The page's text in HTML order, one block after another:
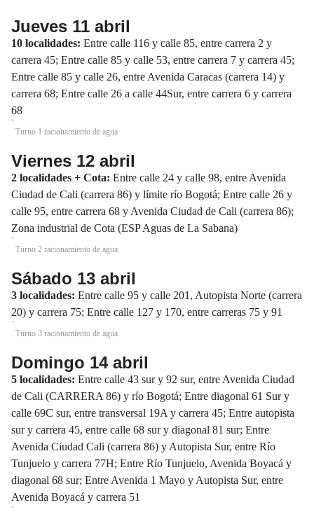
Jueves 11 abril
10 localidades: Entre calle 116 y calle 85, entre carrera 2 y
carrera 45; Entre calle 85 y calle 53, entre carrera 7 y carrera 45;
Entre calle 85 y calle 26, entre Avenida Caracas (carrera 14) y
carrera 68; Entre calle 26 a calle 44Sur, entre carrera 6 y carrera
68
Turno 1 racionamiento de agua
Viernes 12 abril
2 localidades + Cota: Entre calle 24 y calle 98, entre Avenida
Ciudad de Cali (carrera 86) y límite río Bogotá; Entre calle 26 y
calle 95, entre carrera 68 y Avenida Ciudad de Cali (carrera 86);
Zona industrial de Cota (ESP Aguas de La Sabana)
Turno 2 racionamiento de agua
Sábado 13 abril
3 localidades: Entre calle 95 y calle 201, Autopista Norte (carrera
20) y carrera 75; Entre calle 127 y 170, entre carreras 75 y 91
Turno 3 racionamiento de agua
Domingo 14 abril
5 localidades: Entre calle 43 sur y 92 sur, entre Avenida Ciudad
de Cali (CARRERA 86) y río Bogotá; Entre diagonal 61 Sur y
calle 69C sur, entre transversal 19A y carrera 45; Entre autopista
sur y carrera 45, entre calle 68 sur y diagonal 81 sur; Entre
Avenida Ciudad Cali (carrera 86) y Autopista Sur, entre Río
Tunjuelo y carrera 77H; Entre Río Tunjuelo, Avenida Boyacá y
diagonal 68 sur; Entre Avenida 1 Mayo y Autopista Sur, entre
Avenida Boyacá y carrera 51